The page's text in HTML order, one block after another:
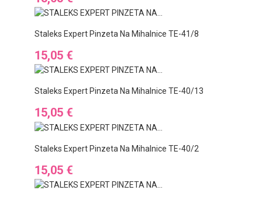
Staleks Expert Pinzeta Na Mihalnice TE-41/8
Cena
15,05 €
Staleks Expert Pinzeta Na Mihalnice TE-40/13
Cena
15,05 €
Staleks Expert Pinzeta Na Mihalnice TE-40/2
Cena
15,05 €